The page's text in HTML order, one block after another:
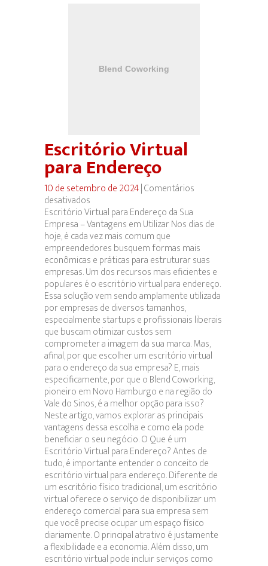
Escritório Virtual
para Endereço
10 de setembro de 2024|Comentários
desativados
Escritório
Virtual
para
Endereço
Escritório Virtual para Endereço da Sua
Empresa – Vantagens em Utilizar Nos dias de
hoje, é cada vez mais comum que
empreendedores busquem formas mais
econômicas e práticas para estruturar suas
empresas. Um dos recursos mais eficientes e
populares é o escritório virtual para endereço.
Essa solução vem sendo amplamente utilizada
por empresas de diversos tamanhos,
especialmente startups e profissionais liberais
que buscam otimizar custos sem
comprometer a imagem da sua marca. Mas,
afinal, por que escolher um escritório virtual
para o endereço da sua empresa? E, mais
especificamente, por que o Blend Coworking,
pioneiro em Novo Hamburgo e na região do
Vale do Sinos, é a melhor opção para isso?
Neste artigo, vamos explorar as principais
vantagens dessa escolha e como ela pode
beneficiar o seu negócio. O Que é um
Escritório Virtual para Endereço? Antes de
tudo, é importante entender o conceito de
escritório virtual para endereço. Diferente de
um escritório físico tradicional, um escritório
virtual oferece o serviço de disponibilizar um
endereço comercial para sua empresa sem
que você precise ocupar um espaço físico
diariamente. O principal atrativo é justamente
a flexibilidade e a economia. Além disso, um
escritório virtual pode incluir serviços como